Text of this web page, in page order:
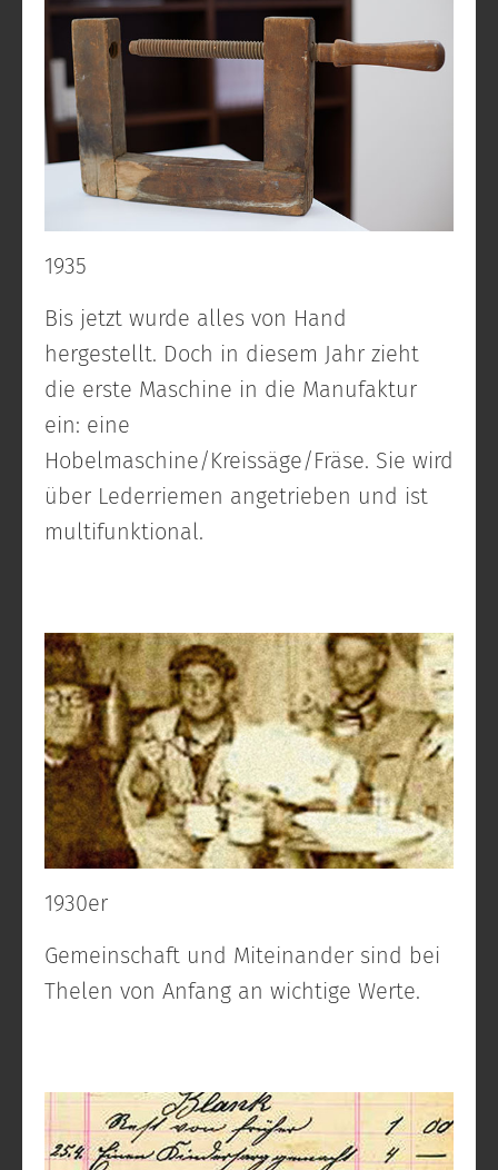
1935
Bis jetzt wurde alles von Hand
hergestellt. Doch in diesem Jahr zieht
die erste Maschine in die Manufaktur
ein: eine
Hobelmaschine/Kreissäge/Fräse. Sie wird
über Lederriemen angetrieben und ist
multifunktional.
1930er
Gemeinschaft und Miteinander sind bei
Thelen von Anfang an wichtige Werte.